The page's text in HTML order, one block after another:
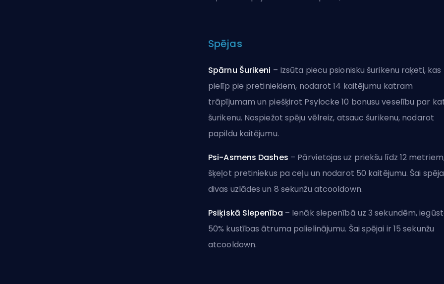
Spējas
Spārnu Šurikeni – Izsūta piecu psionisku šurikenu raķeti, kas
pielīp pie pretiniekiem, nodarot 14 kaitējumu katram
trāpījumam un piešķirot Psylocke 10 bonusu veselību par
šurikenu. Nospiežot spēju vēlreiz, atsauc šurikenu, nodarot
papildu kaitējumu.
Psi-Asmens Dashes – Pārvietojas uz priekšu līdz 12
šķeļot pretiniekus pa ceļu un nodarot 50 kaitējumu. Šai
divas uzlādes un 8 sekunžu atcooldown.
Psiķiskā Slepenība – Ienāk slepenībā uz 3 sekundēm,
50% kustības ātruma palielinājumu. Šai spējai ir 15 sekunžu
atcooldown.